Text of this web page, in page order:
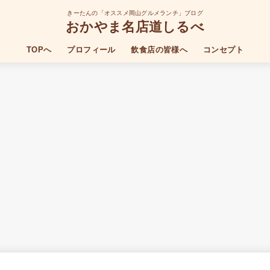
きーたんの「オススメ岡山グルメランチ」ブログ
おかやま名店道しるべ
TOPへ プロフィール 飲食店の皆様へ コンセプト